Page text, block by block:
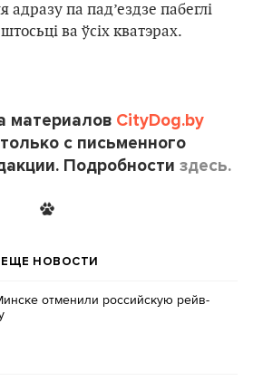
адразу па пад’ездзе пабеглі
ва ўсіх кватэрах.
материалов CityDog.by
с письменного
Подробности здесь.
ЕЩЕ НОВОСТИ
отменили российскую рейв-